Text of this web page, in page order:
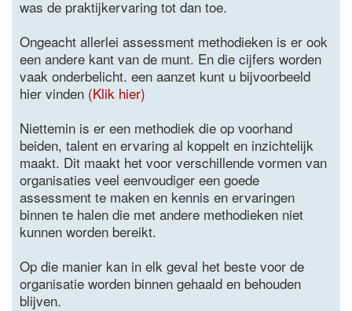
was de praktijkervaring tot dan toe.
Ongeacht allerlei assessment methodieken is er ook
een andere kant van de munt. En die cijfers worden
vaak onderbelicht. een aanzet kunt u bijvoorbeeld
hier vinden (Klik hier)
Niettemin is er een methodiek die op voorhand
beiden, talent en ervaring al koppelt en inzichtelijk
maakt. Dit maakt het voor verschillende vormen van
organisaties veel eenvoudiger een goede
assessment te maken en kennis en ervaringen
binnen te halen die met andere methodieken niet
kunnen worden bereikt.
Op die manier kan in elk geval het beste voor de
organisatie worden binnen gehaald en behouden
blijven.